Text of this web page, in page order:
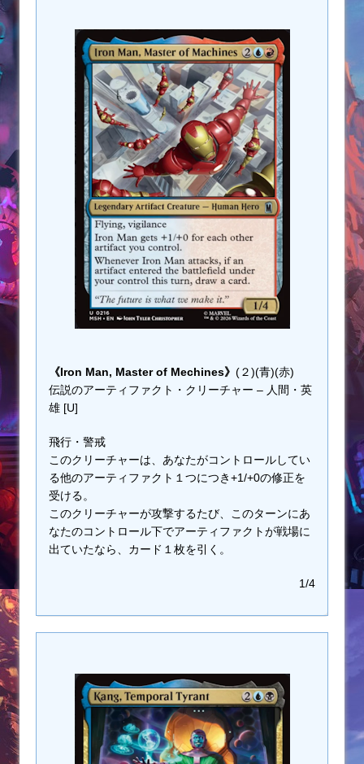
《Iron Man, Master of Mechines》 (２)(青)(赤)
伝説のアーティファクト・クリーチャー – 人間・英
雄 [U]
飛行・警戒
このクリーチャーは、あなたがコントロールしてい
る他のアーティファクト１つにつき+1/+0の修正を
受ける。
このクリーチャーが攻撃するたび、このターンにあ
なたのコントロール下でアーティファクトが戦場に
出ていたなら、カード１枚を引く。
1/4